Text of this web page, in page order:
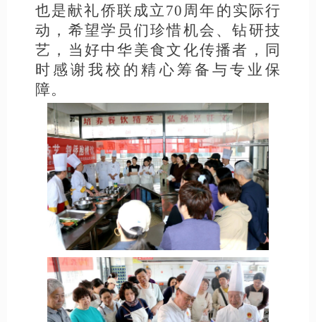
也是献礼侨联成立70周年的实际行
动，希望学员们珍惜机会、钻研技
艺，当好中华美食文化传播者，同
时感谢我校的精心筹备与专业保
障。